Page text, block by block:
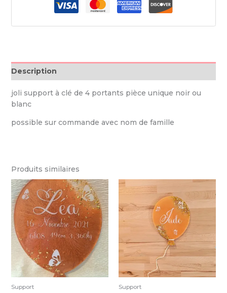
Description
joli support à clé de 4 portants pièce unique noir ou
blanc
possible sur commande avec nom de famille
Produits similaires
Support Support